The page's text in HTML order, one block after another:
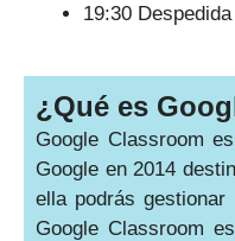
19:30
¿Qué es
Google Classroom
Google en 2014
ella podrás
Google Classroom